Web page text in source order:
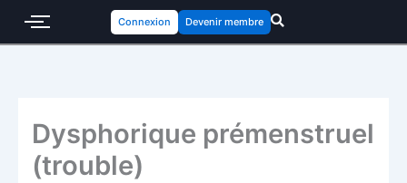
Connexion Devenir membre
Dysphorique prémenstruel
(trouble)